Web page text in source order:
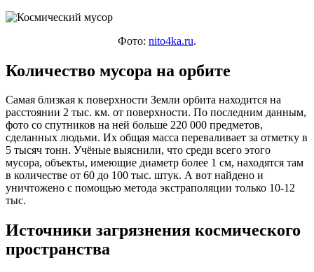
Фото: nito4ka.ru.
Количество мусора на орбите
Самая близкая к поверхности Земли орбита находится на
расстоянии 2 тыс. км. от поверхности. По последним данным,
фото со спутников на ней больше 220 000 предметов,
сделанных людьми. Их общая масса переваливает за отметку в
5 тысяч тонн. Учёные выяснили, что среди всего этого
мусора, объекты, имеющие диаметр более 1 см, находятся там
в количестве от 60 до 100 тыс. штук. А вот найдено и
уничтожено с помощью метода экстраполяции только 10-12
тыс.
Источники загрязнения космического
пространства